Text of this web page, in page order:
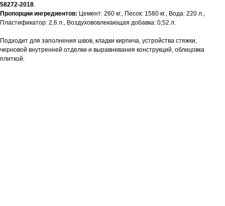
58272-2018
Пропорции ингредиентов: Цемент: 260 кг., Песок: 1580 кг., Вода: 220 л.,
Пластификатор: 2,6 л., Воздухововлекающая добавка: 0,52 л.
Подходит для заполнения швов, кладки кирпича, устройства стяжки,
черновой внутренней отделки и выравнивания конструкций, облицовка
плиткой.